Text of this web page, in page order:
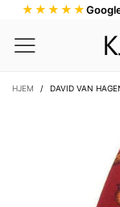
★★★★★
HJEM / DAVID VAN